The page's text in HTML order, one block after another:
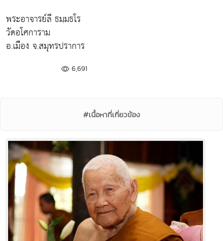
พระอาจารย์ลี ธมฺมธโร
วัดอโศการาม
อ.เมือง จ.สมุทรปราการ
6,691
#เนื้อหาที่เกี่ยวข้อง